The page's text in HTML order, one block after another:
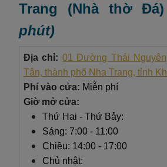
Trang (Nhà thờ Đá)
phút)
Địa chỉ: 01 Đường Thái
Tân, thành phố Nha Trang, tỉnh
Phí vào cửa: Miễn phí
Giờ mở cửa:
Thứ Hai - Thứ Bảy:
Sáng: 7:00 - 11:00
Chiều: 14:00 - 17:00
Chủ nhật: